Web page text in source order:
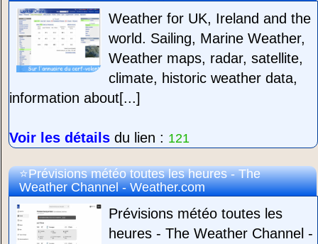
Weather for UK, Ireland and the
world. Sailing, Marine Weather,
Weather maps, radar, satellite,
climate, historic weather data,
information about[...]
Voir les détails du lien : 121
Prévisions météo toutes les heures - The
Weather Channel - Weather.com
Prévisions météo toutes les
heures - The Weather Channel -